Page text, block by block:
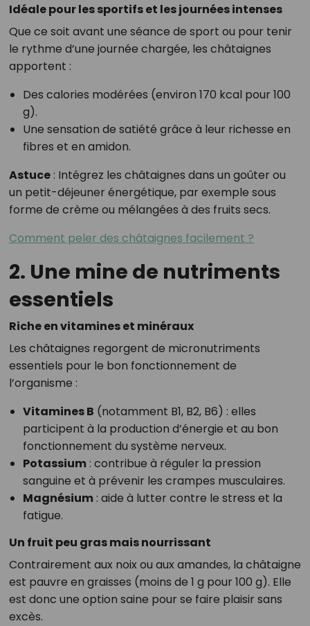
Idéale pour les sportifs et les journées intenses
Que ce soit avant une séance de sport ou pour tenir
le rythme d’une journée chargée, les châtaignes
apportent :
Des calories modérées (environ 170 kcal pour 100
g).
Une sensation de satiété grâce à leur richesse en
fibres et en amidon.
Astuce: Intégrez les châtaignes dans un goûter ou
un petit-déjeuner énergétique, par exemple sous
forme de crème ou mélangées à des fruits secs.
Comment peler des châtaignes facilement ?
2. Une mine de nutriments
essentiels
Riche en vitamines et minéraux
Les châtaignes regorgent de micronutriments
essentiels pour le bon fonctionnement de
l’organisme :
Vitamines B (notamment B1, B2, B6) : elles
participent à la production d’énergie et au bon
fonctionnement du système nerveux.
Potassium: contribue à réguler la pression
sanguine et à prévenir les crampes musculaires.
Magnésium: aide à lutter contre le stress et la
fatigue.
Un fruit peu gras mais nourrissant
Contrairement aux noix ou aux amandes, la châtaigne
est pauvre en graisses (moins de 1 g pour 100 g). Elle
est donc une option saine pour se faire plaisir sans
excès.